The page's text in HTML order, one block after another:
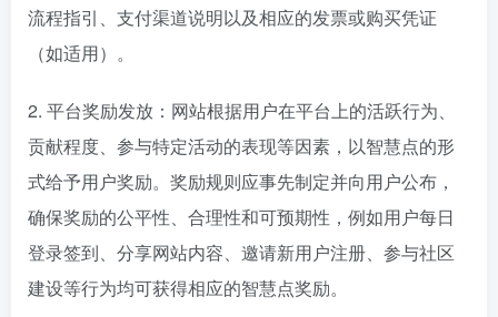
流程指引、支付渠道说明以及相应的发票或购买凭证
（如适用）。
2. 平台奖励发放：网站根据用户在平台上的活跃行为、
贡献程度、参与特定活动的表现等因素，以智慧点的形
式给予用户奖励。奖励规则应事先制定并向用户公布，
确保奖励的公平性、合理性和可预期性，例如用户每日
登录签到、分享网站内容、邀请新用户注册、参与社区
建设等行为均可获得相应的智慧点奖励。